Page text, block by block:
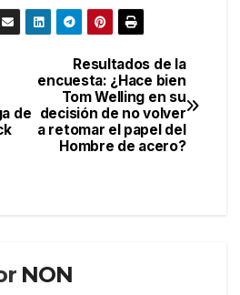
m
ar
tir
Resultados de la
encuesta: ¿Hace bien
Tom Welling en su
decisión de no volver
a retomar el papel del
Hombre de acero?
de
NON